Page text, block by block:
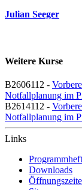
Julian Seeger
Weitere Kurse
B2606112 -
Notfallplanung im
B2614112 -
Notfallplanung im
Links
Programmheft
Downloads